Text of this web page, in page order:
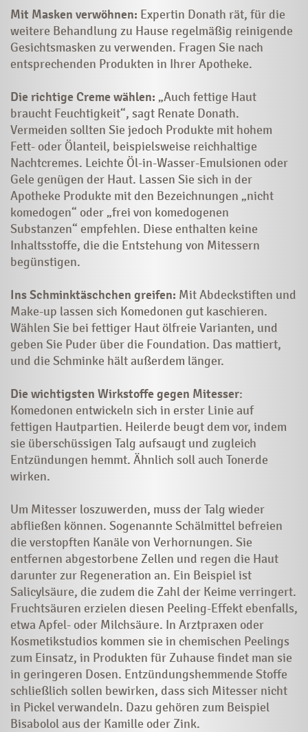
Mit Masken verwöhnen: Expertin Donath rät, für die
weitere Behandlung zu Hause regelmäßig reinigende
Gesichtsmasken zu verwenden. Fragen Sie nach
entsprechenden Produkten in Ihrer Apotheke.
Die richtige Creme wählen: „Auch fettige Haut
braucht Feuchtigkeit“, sagt Renate Donath.
Vermeiden sollten Sie jedoch Produkte mit hohem
Fett- oder Ölanteil, beispielsweise reichhaltige
Nachtcremes. Leichte Öl-in-Wasser-Emulsionen oder
Gele genügen der Haut. Lassen Sie sich in der
Apotheke Produkte mit den Bezeichnungen „nicht
komedogen“ oder „frei von komedogenen
Substanzen“ empfehlen. Diese enthalten keine
Inhaltsstoffe, die die Entstehung von Mitessern
begünstigen.
Ins Schminktäschchen greifen: Mit Abdeckstiften und
Make-up lassen sich Komedonen gut kaschieren.
Wählen Sie bei fettiger Haut ölfreie Varianten, und
geben Sie Puder über die Foundation. Das mattiert,
und die Schminke hält außerdem länger.
Die wichtigsten Wirkstoffe gegen Mitesser:
Komedonen entwickeln sich in erster Linie auf
fettigen Hautpartien. Heilerde beugt dem vor, indem
sie überschüssigen Talg aufsaugt und zugleich
Entzündungen hemmt. Ähnlich soll auch Tonerde
wirken.
Um Mitesser loszuwerden, muss der Talg wieder
abfließen können. ­­Sogenannte Schälmittel befreien
die verstopften Kanäle von Verhornungen. Sie
entfernen abgestorbene Zellen und regen die Haut
darunter zur Regeneration an. Ein Beispiel ist
Salicylsäure, die zudem die Zahl der Keime verringert.
Fruchtsäuren erzielen diesen Peeling-Effekt ebenfalls,
etwa Apfel- oder Milchsäure. In Arztpraxen oder
Kosmetikstudios kommen sie in chemischen Peelings
zum Einsatz, in Produkten für Zuhause findet man sie
in geringeren Dosen. Entzündungshemmende Stoffe
schließlich sollen bewirken, dass sich Mitesser nicht
in Pickel verwandeln. Dazu gehören zum Beispiel
Bisabolol aus der Kamille oder Zink.